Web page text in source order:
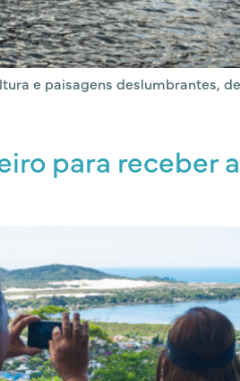
e paisagens deslumbrantes,
para receber